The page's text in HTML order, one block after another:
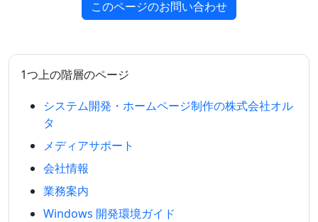
このページのお問い合わせ
1つ上の階層のページ
システム開発・ホームページ制作の株式会社オル
タ
メディアサポート
会社情報
業務案内
Windows 開発環境ガイド